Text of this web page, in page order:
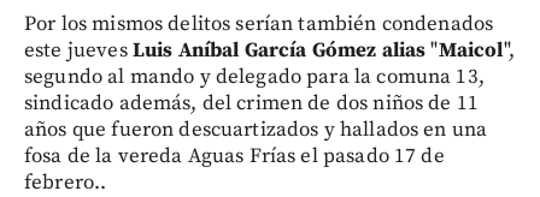
Por los mismos delitos serían también condenados
este juevesLuis Aníbal García Gómez alias"Maicol",
segundo al mando y delegado para la comuna 13,
sindicado además, del crimen de dos niños de 11
años que fueron descuartizados y hallados en una
fosa de la vereda Aguas Frías el pasado 17 de
febrero..